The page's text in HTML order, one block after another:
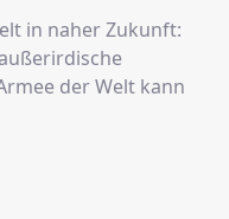
in naher Zukunft:
der Welt kann